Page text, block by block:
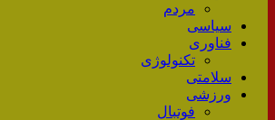
مردم
سیاسی
فناوری
تکنولوژی
سلامتی
ورزشی
فوتبال